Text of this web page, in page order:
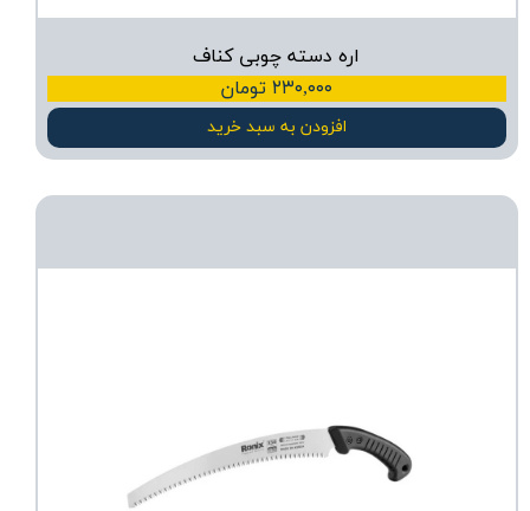
اره دسته چوبی کناف
۲۳۰,۰۰۰ تومان
افزودن به سبد خرید